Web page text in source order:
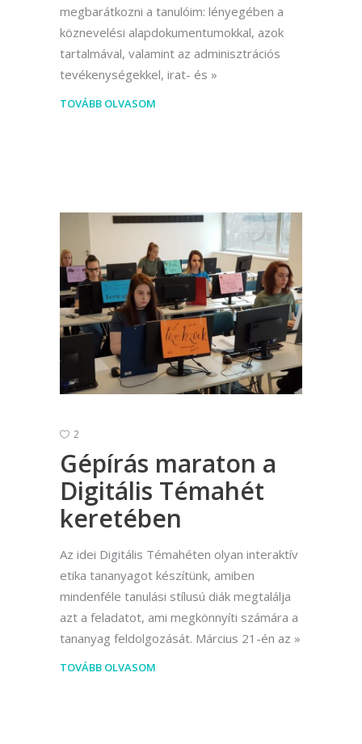
megbarátkozni a tanulóim: lényegében a
köznevelési alapdokumentumokkal, azok
tartalmával, valamint az adminisztrációs
tevékenységekkel, irat- és
TOVÁBB OLVASOM
2
Gépírás maraton a
Digitális Témahét
keretében
Az idei Digitális Témahéten olyan interaktív
etika tananyagot készítünk, amiben
mindenféle tanulási stílusú diák megtalálja
azt a feladatot, ami megkönnyíti számára a
tananyag feldolgozását. Március 21-én az
TOVÁBB OLVASOM